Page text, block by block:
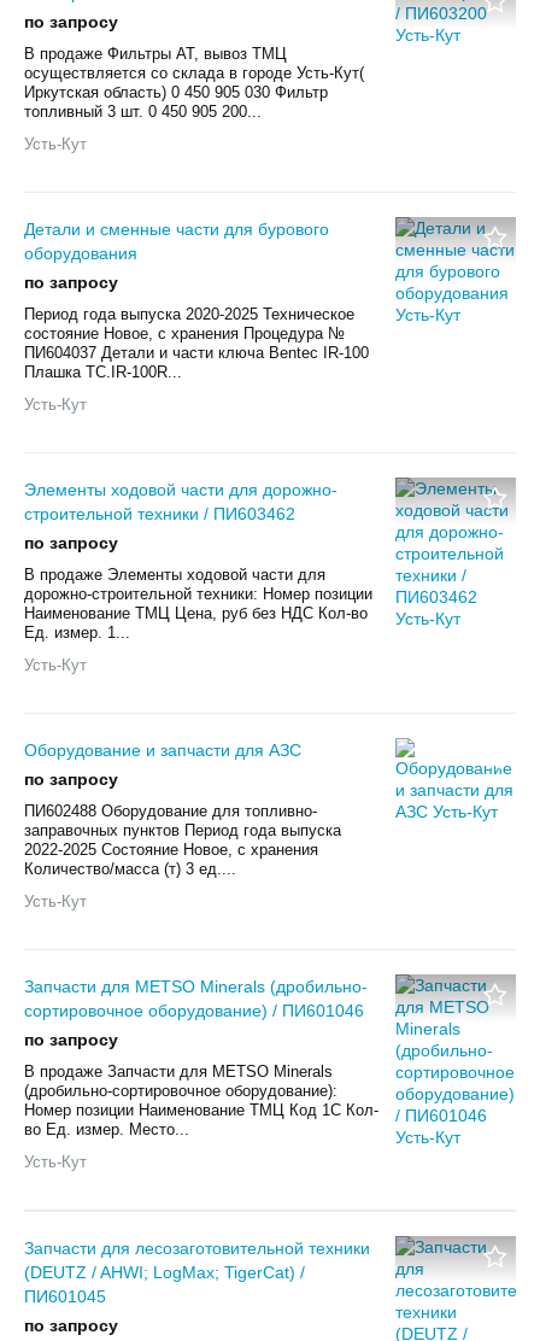
по запросу
В продаже Фильтры АТ, вывоз ТМЦ
осуществляется со склада в городе Усть-Кут(
Иркутская область) 0 450 905 030 Фильтр
топливный 3 шт. 0 450 905 200...
Усть-Кут
Детали и сменные части для бурового
оборудования
по запросу
Период года выпуска 2020-2025 Техническое
состояние Новое, с хранения Процедура №
ПИ604037 Детали и части ключа Bentec IR-100
Плашка ТС.IR-100R...
Усть-Кут
Элементы ходовой части для дорожно-
строительной техники / ПИ603462
по запросу
В продаже Элементы ходовой части для
дорожно-строительной техники: Номер позиции
Наименование ТМЦ Цена, руб без НДС Кол-во
Ед. измер. 1...
Усть-Кут
Оборудование и запчасти для АЗС
по запросу
ПИ602488 Оборудование для топливно-
заправочных пунктов Период года выпуска
2022-2025 Состояние Новое, с хранения
Количество/масса (т) 3 ед....
Усть-Кут
Запчасти для METSO Minerals (дробильно-
сортировочное оборудование) / ПИ601046
по запросу
В продаже Запчасти для METSO Minerals
(дробильно-сортировочное оборудование):
Номер позиции Наименование ТМЦ Код 1С Кол-
во Ед. измер. Место...
Усть-Кут
Запчасти для лесозаготовительной техники
(DEUTZ / AHWI; LogMax; TigerCat) /
ПИ601045
по запросу